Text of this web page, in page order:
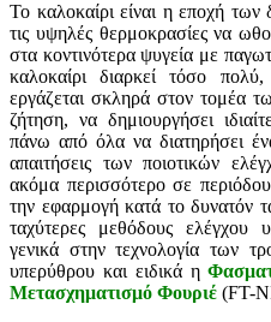
Το καλοκαίρι είναι η εποχή των
τις υψηλές θερμοκρασίες να
στα κοντινότερα ψυγεία με
καλοκαίρι διαρκεί τόσο
εργάζεται σκληρά στον τομέα
ζήτηση, να δημιουργήσει
πάνω από όλα να διατηρήσει
απαιτήσεις των ποιοτικών
ακόμα περισσότερο σε
την εφαρμογή κατά το δυνατόν
ταχύτερες μεθόδους ελέγχου
γενικά στην τεχνολογία των
υπερύθρου και ειδικά η
Μετασχηματισμό Φουριέ (FT-